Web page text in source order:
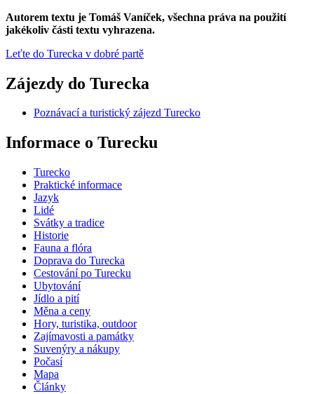
Autorem textu je Tomáš Vaníček, všechna práva na použití
jakékoliv části textu vyhrazena.
Leťte do Turecka v dobré partě
Zájezdy do Turecka
Poznávací a turistický zájezd Turecko
Informace o Turecku
Turecko
Praktické informace
Jazyk
Lidé
Svátky a tradice
Historie
Fauna a flóra
Doprava do Turecka
Cestování po Turecku
Ubytování
Jídlo a pití
Měna a ceny
Hory, turistika, outdoor
Zajímavosti a památky
Suvenýry a nákupy
Počasí
Mapa
Články